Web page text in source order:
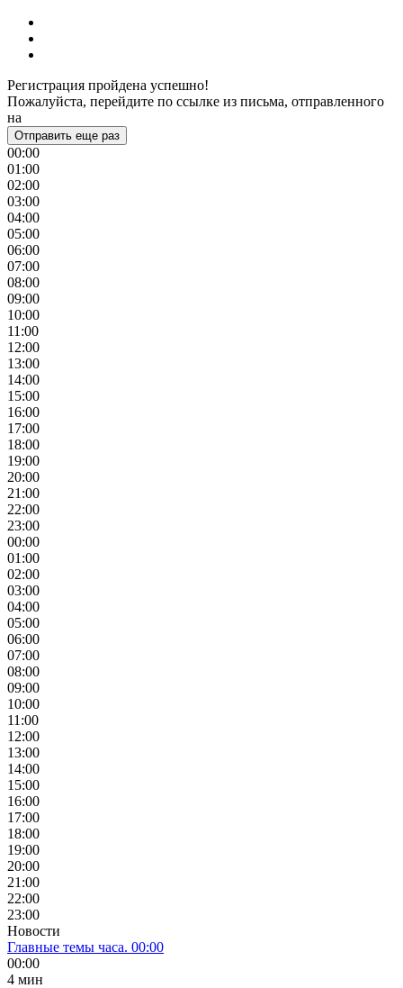
Регистрация пройдена успешно!
Пожалуйста, перейдите по ссылке из письма, отправленного
на
Отправить еще раз
00:00
01:00
02:00
03:00
04:00
05:00
06:00
07:00
08:00
09:00
10:00
11:00
12:00
13:00
14:00
15:00
16:00
17:00
18:00
19:00
20:00
21:00
22:00
23:00
00:00
01:00
02:00
03:00
04:00
05:00
06:00
07:00
08:00
09:00
10:00
11:00
12:00
13:00
14:00
15:00
16:00
17:00
18:00
19:00
20:00
21:00
22:00
23:00
Новости
Главные темы часа. 00:00
00:00
4 мин